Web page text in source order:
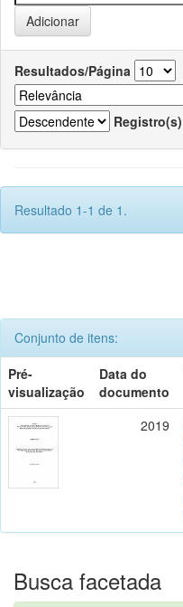
Resultados/Página
Registro(s)
Resultado 1-1 de 1.
Conjunto de itens:
Pré-
visualização
Data do
documento
2019
Busca facetada